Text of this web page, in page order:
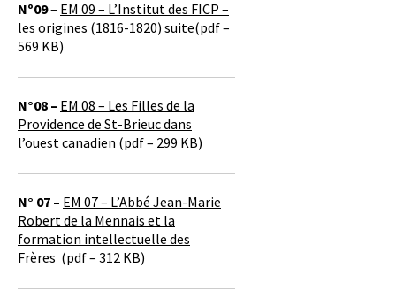
Nº09– EM 09 – L’Institut des FICP –
les origines (1816-1820) suite(pdf –
569 KB)
N°08 – EM 08 – Les Filles de la
Providence de St-Brieuc dans
l’ouest canadien (pdf – 299 KB)
N° 07 – EM 07 – L’Abbé Jean-Marie
Robert de la Mennais et la
formation intellectuelle des
Frères (pdf – 312 KB)